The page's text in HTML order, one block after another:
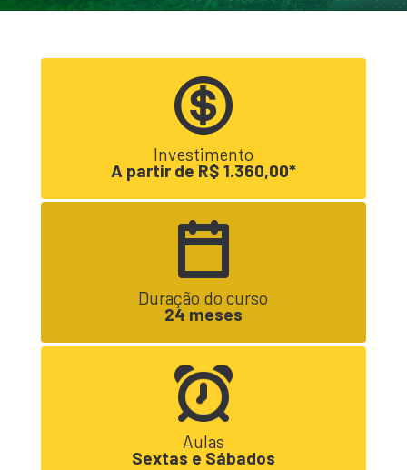
Investimento
A partir de R$ 1.360,00*
Duração do curso
24 meses
Aulas
Sextas e Sábados